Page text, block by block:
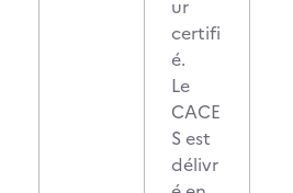
ur
certifi
é.
Le
CACE
S est
délivr